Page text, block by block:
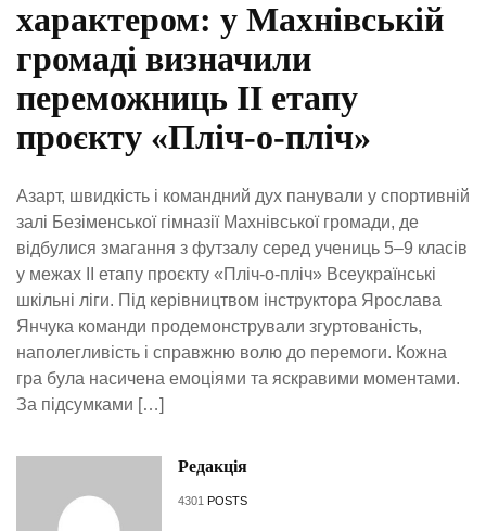
характером: у Махнівській
громаді визначили
переможниць ІІ етапу
проєкту «Пліч-о-пліч»
Азарт, швидкість і командний дух панували у спортивній
залі Безіменської гімназії Махнівської громади, де
відбулися змагання з футзалу серед учениць 5–9 класів
у межах ІІ етапу проєкту «Пліч-о-пліч» Всеукраїнські
шкільні ліги. Під керівництвом інструктора Ярослава
Янчука команди продемонстрували згуртованість,
наполегливість і справжню волю до перемоги. Кожна
гра була насичена емоціями та яскравими моментами.
За підсумками […]
Редакція
4301 POSTS